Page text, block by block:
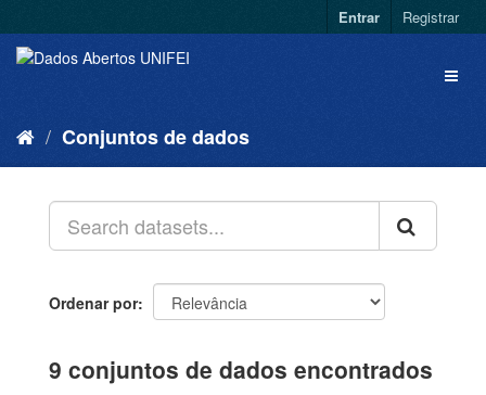
Entrar Registrar
Conjuntos de dados
Ordenar por
9 conjuntos de dados encontrados